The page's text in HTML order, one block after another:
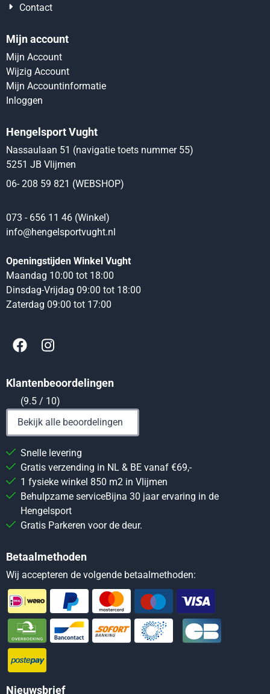
Contact
Mijn account
Mijn Account
Wijzig Account
Mijn Accountinformatie
Inloggen
Hengelsport Vught
Nassaulaan 51 (navigatie toets nummer 55)
5251 JB Vlijmen
06- 208 59 821 (WEBSHOP)
073 - 656 11 46 (Winkel)
info@hengelsportvught.nl
Openingstijden Winkel Vught
Maandag 10:00 tot 18:00
Dinsdag-Vrijdag 09:00 tot 18:00
Zaterdag 09:00 tot 17:00
Klantenbeoordelingen
(9.5 / 10)
Bekijk alle beoordelingen
Snelle levering
Gratis verzending in NL & BE vanaf €69,-
1 fysieke winkel 850 m2 in Vlijmen
Behulpzame serviceBijna 30 jaar ervaring in de
Hengelsport
Gratis Parkeren voor de deur.
Betaalmethoden
Wij accepteren de volgende betaalmethoden:
Nieuwsbrief